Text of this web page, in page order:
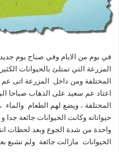
في يوم من الايام وفي صباح يوم
المزرعة التي تمتلئ بالحيوانات
المختلفة ومن داخل المزرعة اتى
اعتاد عم سعيد على الذهاب صباحا الى
المختلفة ، ويضع لهم الطعام
حيواناته وكانت الحيوانات جائعة
واحدة من شدة الجوع وبعد لحظات
الحيوانات مازالت جائعة ولم تشبع